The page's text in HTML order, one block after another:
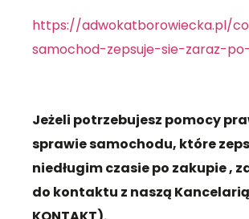
https://adwokatborowiecka.pl/
samochod-zepsuje-sie-zaraz-
Jeżeli potrzebujesz pomocy
sprawie samochodu, które
niedługim czasie po zakupie ,
do kontaktu z naszą